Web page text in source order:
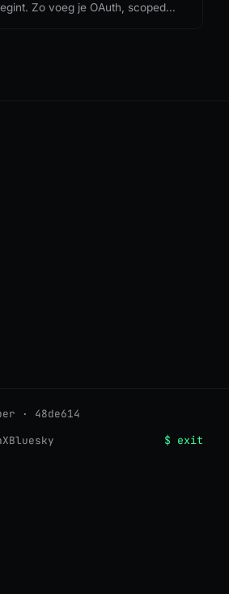
Zo voeg je OAuth, scoped
· 48de614
XBluesky $ exit